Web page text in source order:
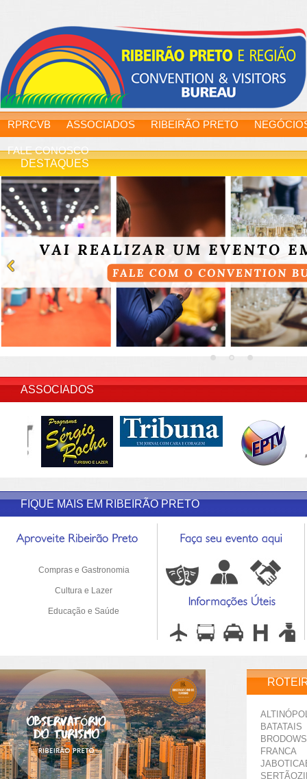
RPRCVB ASSOCIADOS RIBEIRÃO PRETO
FALE CONOSCO
DESTAQUES
ASSOCIADOS
FIQUE MAIS EM RIBEIRÃO PRETO
Compras e Gastronomia
Cultura e Lazer
Educação e Saúde
BATATAIS
FRANCA